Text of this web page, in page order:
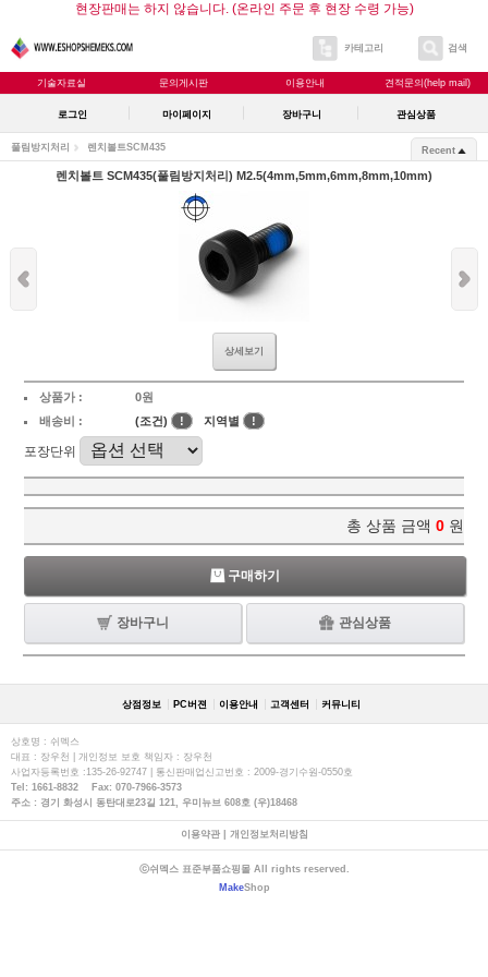
현장판매는 하지 않습니다. (온라인 주문 후 현장 수령 가능)
카테고리 검색
기술자료실 문의게시판 이용안내 견적문의(help mail)
로그인 마이페이지 장바구니 관심상품
풀림방지처리 렌치볼트SCM435 Recent
렌치볼트 SCM435(풀림방지처리) M2.5(4mm,5mm,6mm,8mm,10mm)
상세보기
상품가 :
0원
배송비 :
(조건) ! 지역별 !
포장단위
총 상품 금액 0 원
구매하기
장바구니 관심상품
상점정보 PC버젼 이용안내 고객센터 커뮤니티
상호명 : 쉬멕스
대표 : 장우천 | 개인정보 보호 책임자 : 장우천
사업자등록번호 :135-26-92747 | 통신판매업신고번호 : 2009-경기수원-0550호
Tel: 1661-8832 Fax: 070-7966-3573
주소 : 경기 화성시 동탄대로23길 121, 우미뉴브 608호 (우)18468
이용약관| 개인정보처리방침
ⓒ쉬멕스 표준부품쇼핑몰 All rights reserved.
MakeShop